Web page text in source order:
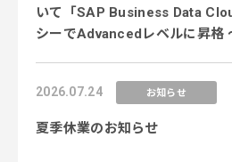
いて「SAP Business Data
シーでAdvancedレベルに昇格 〜あわせて
域の専門性を強化〜
2026.07.24 お知らせ
夏季休業のお知らせ